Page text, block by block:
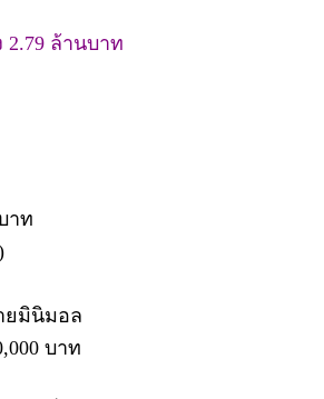
2.79 ล้านบาท
าท
ยมินิมอล
บาท